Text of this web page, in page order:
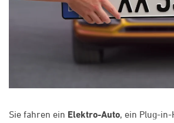
Sie fahren ein Elektro-Auto, ein Plug-